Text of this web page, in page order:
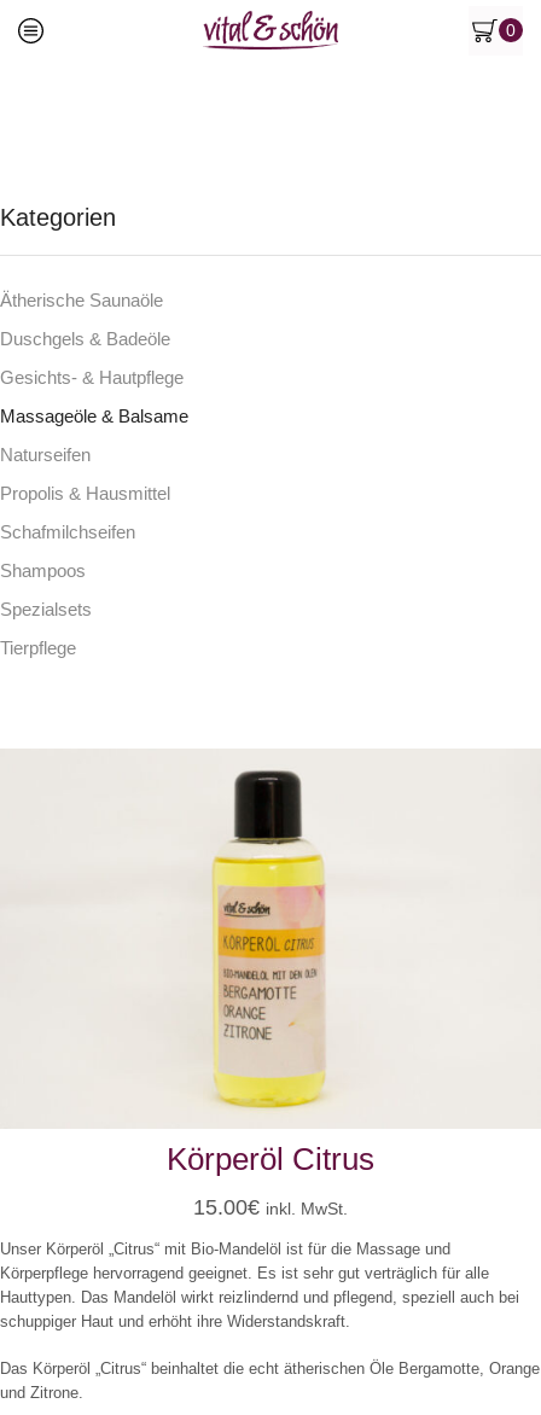
0
Kategorien
Ätherische Saunaöle
Duschgels & Badeöle
Gesichts- & Hautpflege
Massageöle & Balsame
Naturseifen
Propolis & Hausmittel
Schafmilchseifen
Shampoos
Spezialsets
Tierpflege
Körperöl Citrus
15.00€ inkl. MwSt.
Unser Körperöl „Citrus“ mit Bio-Mandelöl ist für die Massage und
Körperpflege hervorragend geeignet. Es ist sehr gut verträglich für alle
Hauttypen. Das Mandelöl wirkt reizlindernd und pflegend, speziell auch bei
schuppiger Haut und erhöht ihre Widerstandskraft.
Das Körperöl „Citrus“ beinhaltet die echt ätherischen Öle Bergamotte, Orange
und Zitrone.